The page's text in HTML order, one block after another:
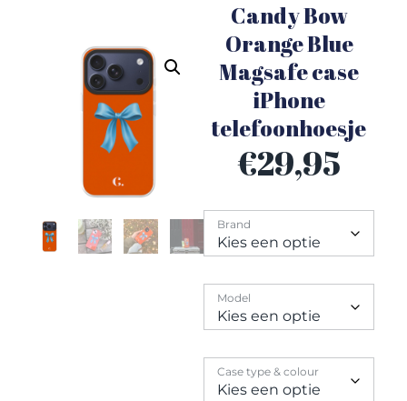
Candy Bow
Orange Blue
Magsafe case
iPhone
telefoonhoesje
€29,95
Brand
Model
Case type & colour